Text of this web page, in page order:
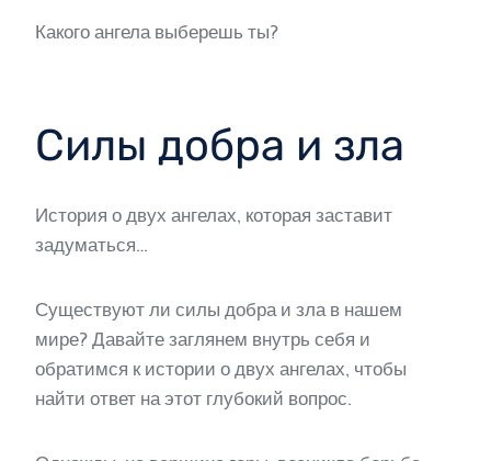
Какого ангела выберешь ты?
Силы добра и зла
История о двух ангелах, которая заставит
задуматься…
Существуют ли силы добра и зла в нашем
мире? Давайте заглянем внутрь себя и
обратимся к истории о двух ангелах, чтобы
найти ответ на этот глубокий вопрос.